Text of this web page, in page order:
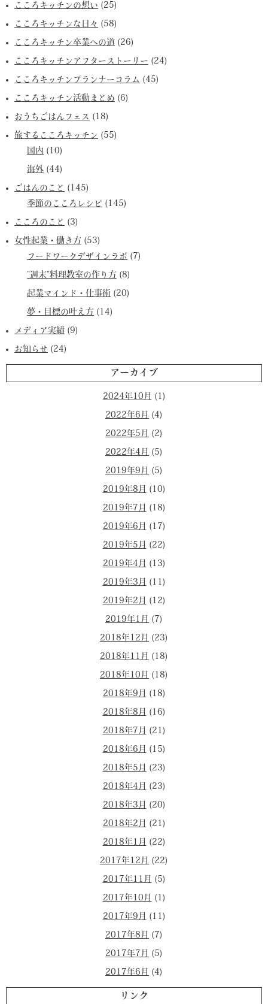
こころキッチンの想い (25)
こころキッチンな日々 (58)
こころキッチン卒業への道 (26)
こころキッチンアフターストーリー (24)
こころキッチンプランナーコラム (45)
こころキッチン活動まとめ (6)
おうちごはんフェス (18)
旅するこころキッチン (55)
国内 (10)
海外 (44)
ごはんのこと (145)
季節のこころレシピ (145)
こころのこと (3)
女性起業・働き方 (53)
フードワークデザインラボ (7)
”週末”料理教室の作り方 (8)
起業マインド・仕事術 (20)
夢・目標の叶え方 (14)
メディア実績 (9)
お知らせ (24)
アーカイブ
2024年10月 (1)
2022年6月 (4)
2022年5月 (2)
2022年4月 (5)
2019年9月 (5)
2019年8月 (10)
2019年7月 (18)
2019年6月 (17)
2019年5月 (22)
2019年4月 (13)
2019年3月 (11)
2019年2月 (12)
2019年1月 (7)
2018年12月 (23)
2018年11月 (18)
2018年10月 (18)
2018年9月 (18)
2018年8月 (16)
2018年7月 (21)
2018年6月 (15)
2018年5月 (23)
2018年4月 (23)
2018年3月 (20)
2018年2月 (21)
2018年1月 (22)
2017年12月 (22)
2017年11月 (5)
2017年10月 (1)
2017年9月 (11)
2017年8月 (7)
2017年7月 (5)
2017年6月 (4)
リンク